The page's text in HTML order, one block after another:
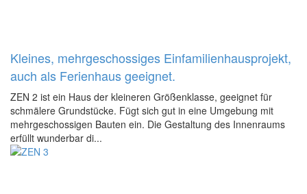
Kleines, mehrgeschossiges Einfamilienhausprojekt,
auch als Ferienhaus geeignet.
ZEN 2 ist ein Haus der kleineren Größenklasse, geeignet für
schmälere Grundstücke. Fügt sich gut in eine Umgebung mit
mehrgeschossigen Bauten ein. Die Gestaltung des Innenraums
erfüllt wunderbar di...